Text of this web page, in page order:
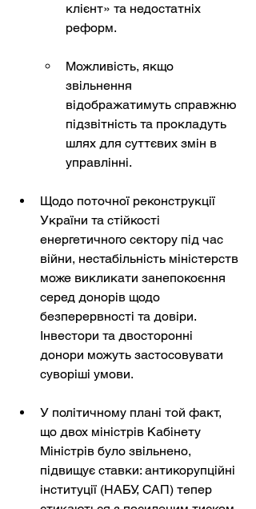
клієнт» та недостатніх
реформ.
Можливість, якщо
звільнення
відображатимуть справжню
підзвітність та прокладуть
шлях для суттєвих змін в
управлінні.
Щодо поточної реконструкції
України та стійкості
енергетичного сектору під час
війни, нестабільність міністерств
може викликати занепокоєння
серед донорів щодо
безперервності та довіри.
Інвестори та двосторонні
донори можуть застосовувати
суворіші умови.
У політичному плані той факт,
що двох міністрів Кабінету
Міністрів було звільнено,
підвищує ставки: антикорупційні
інституції (НАБУ, САП) тепер